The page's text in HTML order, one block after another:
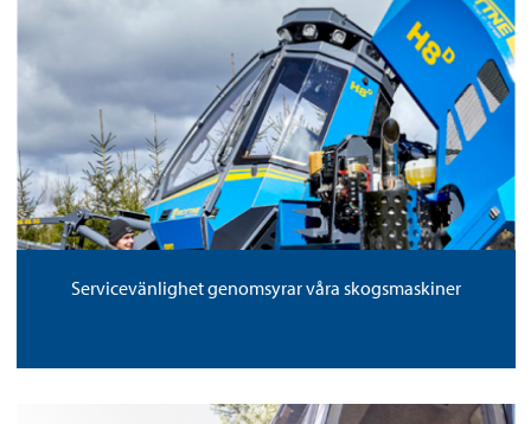
Servicevänlighet genomsyrar våra skogsmaskiner